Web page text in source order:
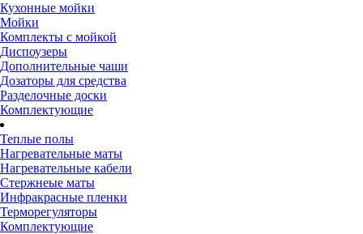
Кухонные мойки
Мойки
Комплекты с мойкой
Диспоузеры
Дополнительные чаши
Дозаторы для средства
Разделочные доски
Комплектующие
Теплые полы
Нагревательные маты
Нагревательные кабели
Стержнеые маты
Инфракрасные пленки
Терморегуляторы
Комплектующие